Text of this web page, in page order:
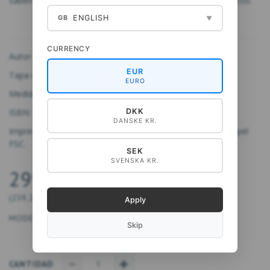
Autor: Jens Thejsen
Tapa dura, 240 páginas.
Medidas: 28,8 x 22 cm
ISBN: 9788794564168
Impreso en una imprenta con el sello svanemærket, en papel
FSC.
299,00 DKK
MODELO:
CANTIDAD
GB ENGLISH ▼
CURRENCY
EUR
EURO
DKK
DANSKE KR.
SEK
SVENSKA KR.
Apply
Skip